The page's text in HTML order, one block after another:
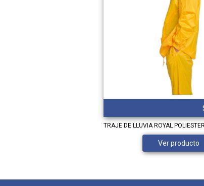
TRAJE DE LLUVIA ROYAL
Ver producto